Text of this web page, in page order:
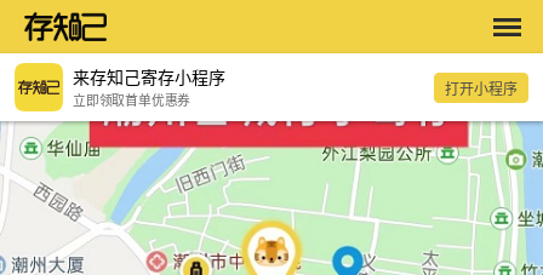
来存知己寄存小程序
立即领取首单优惠券
打开小程序